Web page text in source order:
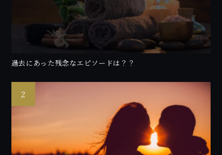
過去にあった残念なエピソードは？？